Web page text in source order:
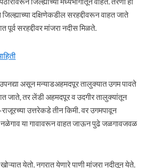
दक्षिणेकडील सरहद्दीवरून वाहत जाते
सरहद्दीवर मांजरा नदीस मिळते.
असून मन्याडअहमदपूर तालुक्यात उगम पावते
जाते, तर लेंडी अहमदपूर व उदगीर तालुक्यांतून
उत्तरेकडे तीन किमी. वर उगमपावून
नळेगाव या गावावरून वाहत जाऊन पुढे जळगावजवळ
येतो. नगरात येणारे पाणी मांजरा नदीतून येते.